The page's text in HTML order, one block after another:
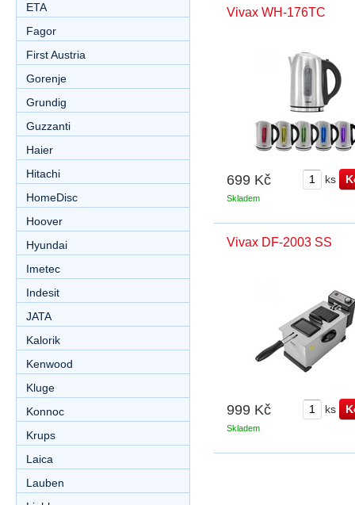
Vivax WH-176TC
699 Kč ks
Skladem
Vivax DF-2003 SS
999 Kč ks
Skladem
ETA
Fagor
First Austria
Gorenje
Grundig
Guzzanti
Haier
Hitachi
HomeDisc
Hoover
Hyundai
Imetec
Indesit
JATA
Kalorik
Kenwood
Kluge
Konnoc
Krups
Laica
Lauben